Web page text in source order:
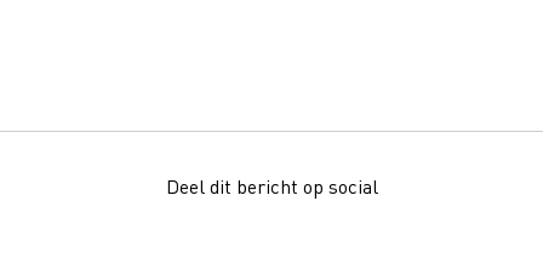
Deel dit bericht op social